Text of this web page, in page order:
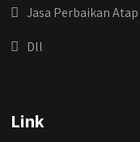
Jasa Perbaikan Atap
Dll
Link